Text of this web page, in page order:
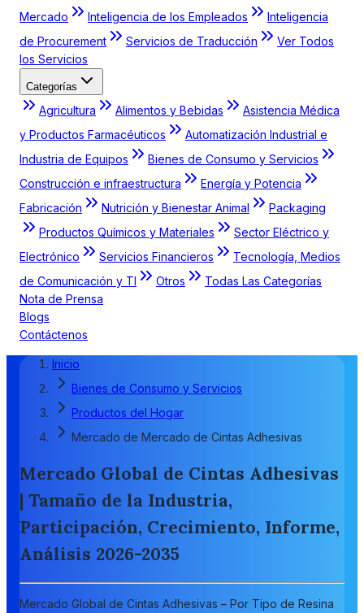
Mercado
Inteligencia de los Empleados
Inteligencia
de Procurement
Servicios de Traducción
Ver Todos
los Servicios
Categorías
Agricultura Alimentos y Bebidas
Asistencia Médica
y Productos Farmacéuticos
Automatización Industrial e
Industria de Equipos
Bienes de Consumo y Servicios
Construcción e infraestructura
Energía y Potencia
Fabricación
Nutrición y Bienestar Animal
Packaging
Productos Químicos y Materiales
Sector Eléctrico y
Electrónico
Servicios Financieros
Tecnología, Medios
de Comunicación y TI
Otros
Todas Las Categorías
Nota de Prensa
Blogs
Contáctenos
Inicio
Bienes de Consumo y Servicios
Productos del Hogar
Mercado de Mercado de Cintas Adhesivas
Mercado Global de Cintas Adhesivas
| Tamaño de la Industria,
Participación, Crecimiento, Informe,
Análisis 2026-2035
Mercado Global de Cintas Adhesivas – Por Tipo de Resina